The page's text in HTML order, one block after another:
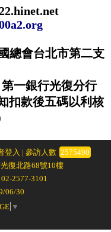
總會台北市第二支
一銀行光復分行
扣款後五碼以利核
登入 | 參訪人數 2575490
復北路68號10樓
2577-3101
06/30
▼